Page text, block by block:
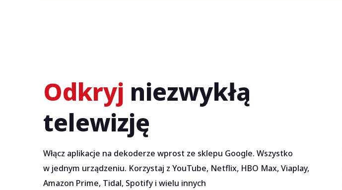
Odkryj niezwykłą
telewizję
Włącz aplikacje na dekoderze wprost ze sklepu Google. Wszystko
w jednym urządzeniu. Korzystaj z YouTube, Netflix, HBO Max, Viaplay,
Amazon Prime, Tidal, Spotify i wielu innych